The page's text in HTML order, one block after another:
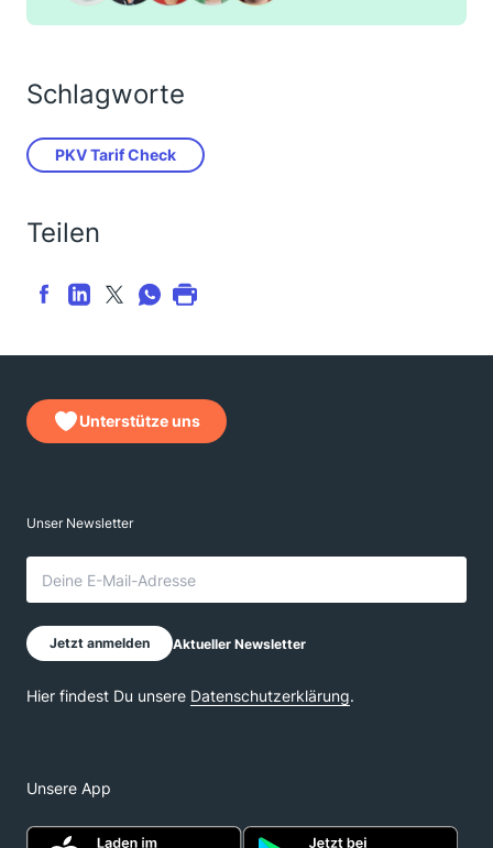
Schlagworte
PKV Tarif Check
Teilen
Unterstütze uns
Unsere App